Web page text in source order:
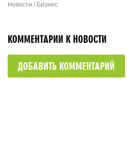
Новости / Бизнес
КОММЕНТАРИИ К НОВОСТИ
ДОБАВИТЬ КОММЕНТАРИЙ